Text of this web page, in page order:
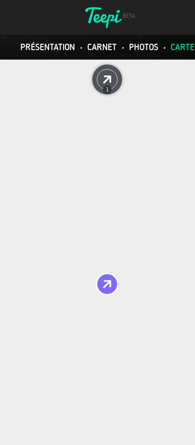
PRÉSENTATION • CARNET • PHOTOS • CARTE
1